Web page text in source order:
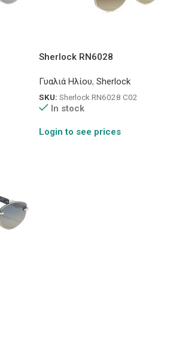
Sherlock RN6028
Γυαλιά Ηλίου, Sherlock
SKU: Sherlock RN6028 C02
In stock
Login to see prices